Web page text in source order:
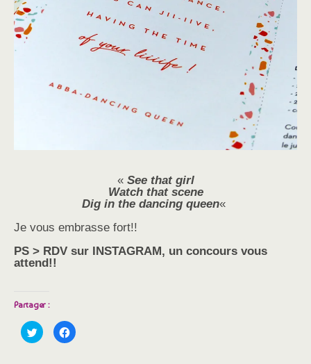
« See that girl
Watch that scene
Dig in the dancing queen«
Je vous embrasse fort!!
PS > RDV sur INSTAGRAM, un concours vous
attend!!
Partager :
C
l
C
l